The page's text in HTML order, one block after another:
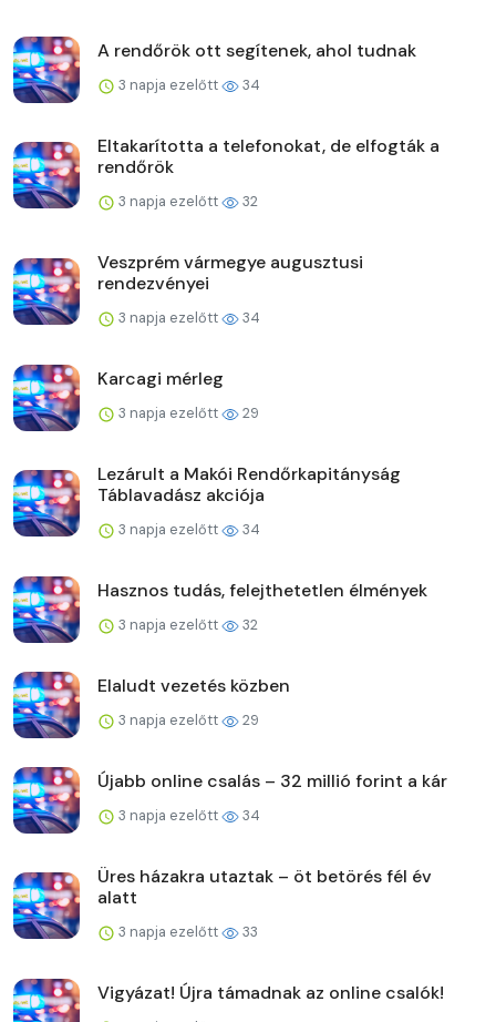
A rendőrök ott segítenek, ahol tudnak
3 napja ezelőtt 34
Eltakarította a telefonokat, de elfogták a
rendőrök
3 napja ezelőtt 32
Veszprém vármegye augusztusi
rendezvényei
3 napja ezelőtt 34
Karcagi mérleg
3 napja ezelőtt 29
Lezárult a Makói Rendőrkapitányság
Táblavadász akciója
3 napja ezelőtt 34
Hasznos tudás, felejthetetlen élmények
3 napja ezelőtt 32
Elaludt vezetés közben
3 napja ezelőtt 29
Újabb online csalás – 32 millió forint a kár
3 napja ezelőtt 34
Üres házakra utaztak – öt betörés fél év
alatt
3 napja ezelőtt 33
Vigyázat! Újra támadnak az online csalók!